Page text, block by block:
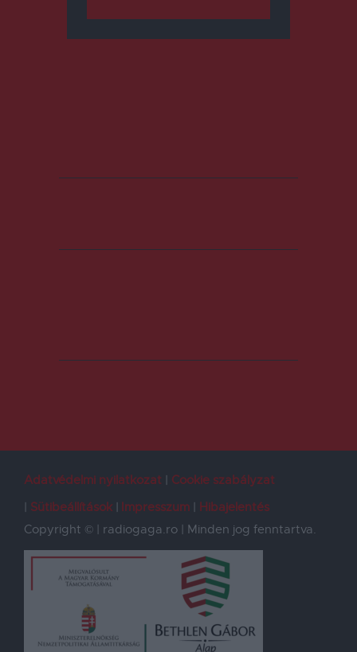
Adatvédelmi nyilatkozat
Cookie szabályzat
Sütibeállítások
Impresszum
Hibajelentés
Copyright © | radiogaga.ro | Minden jog fenntartva.